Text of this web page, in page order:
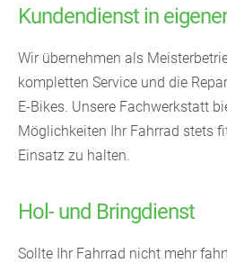
Kundendienst in
Wir übernehmen als
kompletten Service und die
E-Bikes. Unsere Fachwerkstatt
Möglichkeiten Ihr Fahrrad stets
Einsatz zu halten.
Hol- und Bringdienst
Sollte Ihr Fahrrad nicht mehr